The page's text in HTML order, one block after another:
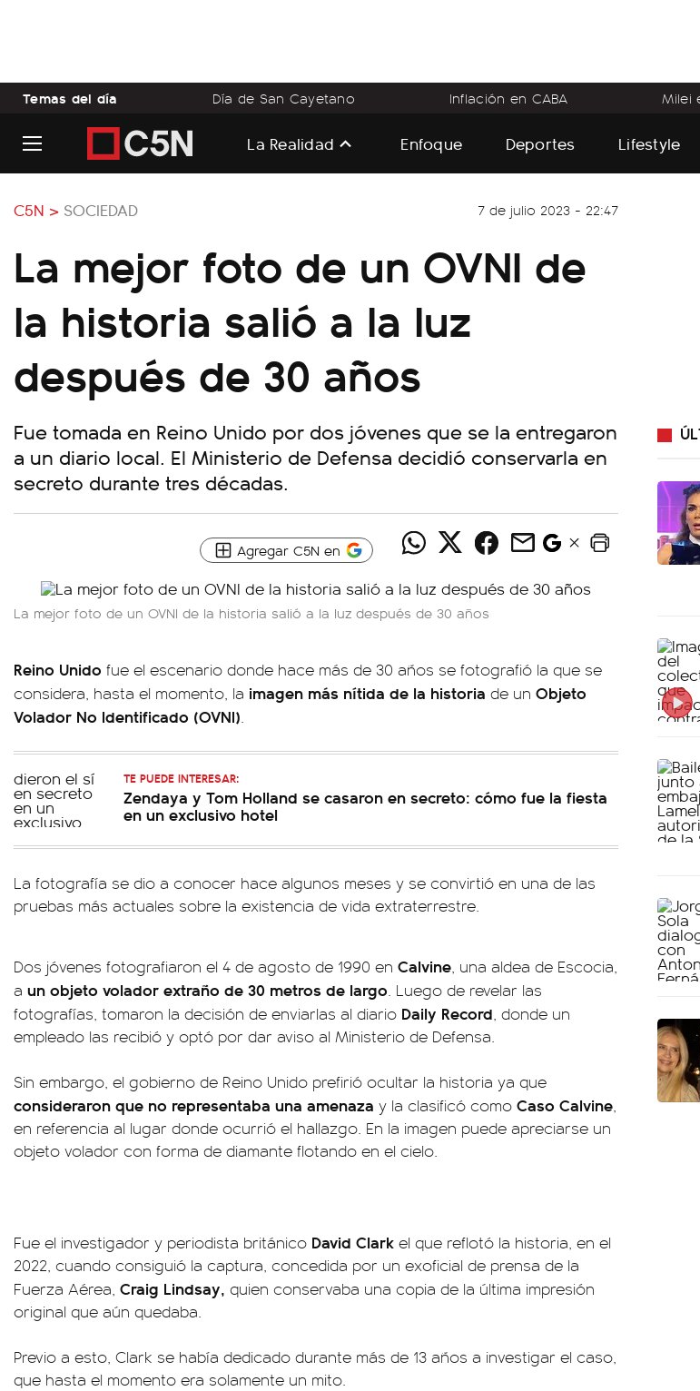
Temas del día Día de San Cayetano Inflación en CABA Milei
La Realidad Enfoque Deportes Lifestyle
C5N > SOCIEDAD 7 de julio 2023 - 22:47
La mejor foto de un OVNI de
la historia salió a la luz
después de 30 años
Fue tomada en Reino Unido por dos jóvenes que se la entregaron
a un diario local. El Ministerio de Defensa decidió conservarla en
secreto durante tres décadas.
Agregar C5N en
La mejor foto de un OVNI de la historia salió a la luz después de 30 años
Reino Unido fue el escenario donde hace más de 30 años se fotografió la que se
considera, hasta el momento, la imagen más nítida de la historia de un Objeto
Volador No Identificado (OVNI).
TE PUEDE INTERESAR:
Zendaya y Tom Holland se casaron en secreto: cómo fue la fiesta
en un exclusivo hotel
La fotografía se dio a conocer hace algunos meses y se convirtió en una de las
pruebas más actuales sobre la existencia de vida extraterrestre.
Dos jóvenes fotografiaron el 4 de agosto de 1990 en Calvine, una aldea de Escocia,
a un objeto volador extraño de 30 metros de largo. Luego de revelar las
fotografías, tomaron la decisión de enviarlas al diario Daily Record, donde un
empleado las recibió y optó por dar aviso al Ministerio de Defensa.
Sin embargo, el gobierno de Reino Unido prefirió ocultar la historia ya que
consideraron que no representaba una amenaza y la clasificó como Caso Calvine,
en referencia al lugar donde ocurrió el hallazgo. En la imagen puede apreciarse un
objeto volador con forma de diamante flotando en el cielo.
Fue el investigador y periodista británico David Clark el que reflotó la historia, en el
2022, cuando consiguió la captura, concedida por un exoficial de prensa de la
Fuerza Aérea, Craig Lindsay, quien conservaba una copia de la última impresión
original que aún quedaba.
Previo a esto, Clark se había dedicado durante más de 13 años a investigar el caso,
que hasta el momento era solamente un mito.